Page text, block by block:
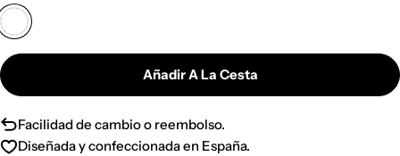
Añadir A La Cesta
Facilidad de cambio o reembolso.
Diseñada y confeccionada en España.